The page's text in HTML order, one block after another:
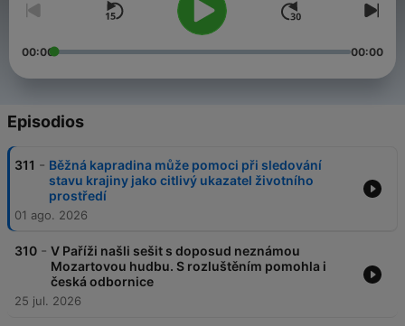
00:00 00:00
Episodios
311 - Běžná kapradina může pomoci při sledování
stavu krajiny jako citlivý ukazatel životního
prostředí
01 ago. 2026
310 - V Paříži našli sešit s doposud neznámou
Mozartovou hudbu. S rozluštěním pomohla i
česká odbornice
25 jul. 2026